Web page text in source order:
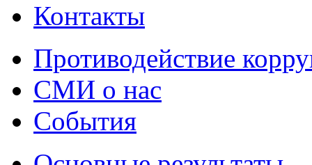
Контакты
Противодействие
СМИ о нас
События